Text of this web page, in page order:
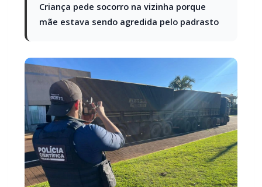
Criança pede socorro na vizinha porque
mãe estava sendo agredida pelo padrasto